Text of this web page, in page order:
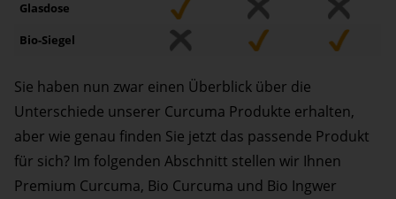
Glasdose
Bio-Siegel
Sie haben nun zwar einen Überblick über die
Unterschiede unserer Curcuma Produkte erhalten,
aber wie genau finden Sie jetzt das passende Produkt
für sich? Im folgenden Abschnitt stellen wir Ihnen
Premium Curcuma, Bio Curcuma und Bio Ingwer